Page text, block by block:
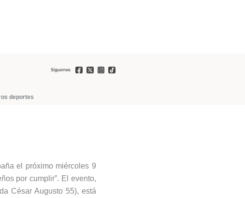
deportes
el próximo miércoles 9
por cumplir”. El evento,
César Augusto 55), está